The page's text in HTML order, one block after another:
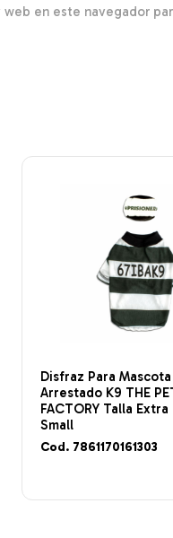
en este navegador
Disfraz Para
Arrestado K9 THE
FACTORY Talla Extra
Small
Cod. 7861170161303